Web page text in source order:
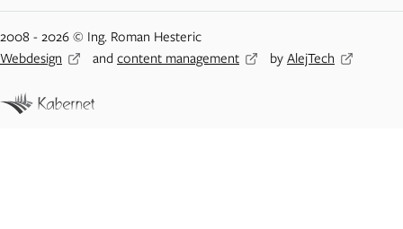
2008 - 2026 © Ing. Roman Hesteric
Webdesign
and content management byAlejTech